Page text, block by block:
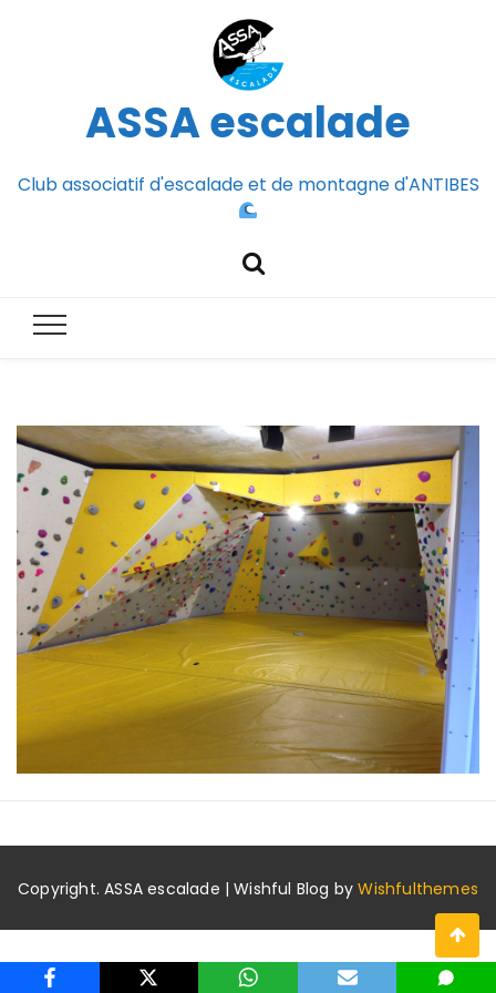
ASSA escalade
Club associatif d'escalade et de montagne d'ANTIBES
Copyright. ASSA escalade | Wishful Blog byWishfulthemes